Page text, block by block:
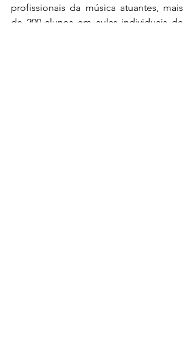
profissionais da música atuantes, mais
de 200 alunos em aulas individuais de